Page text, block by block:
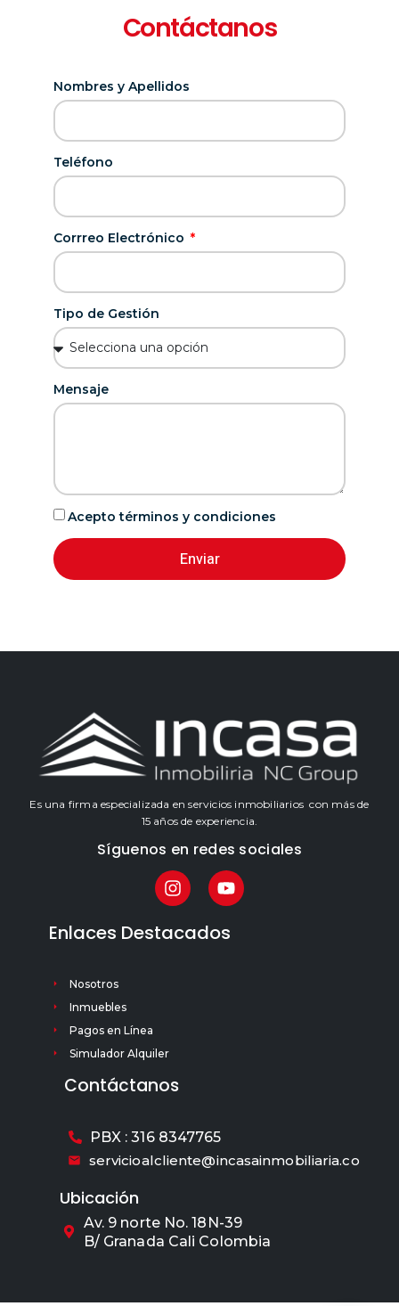
Contáctanos
Nombres y Apellidos
Teléfono
Corrreo Electrónico
Tipo de Gestión
Mensaje
Acepto términos y condiciones
Enviar
Es una firma especializada en servicios inmobiliarios con más de
15 años de experiencia.
Síguenos en redes sociales
Enlaces Destacados
Nosotros
Inmuebles
Pagos en Línea
Simulador Alquiler
Contáctanos
PBX : 316 8347765
servicioalcliente@incasainmobiliaria.co
Ubicación
Av. 9 norte No. 18N-39
B/ Granada Cali Colombia